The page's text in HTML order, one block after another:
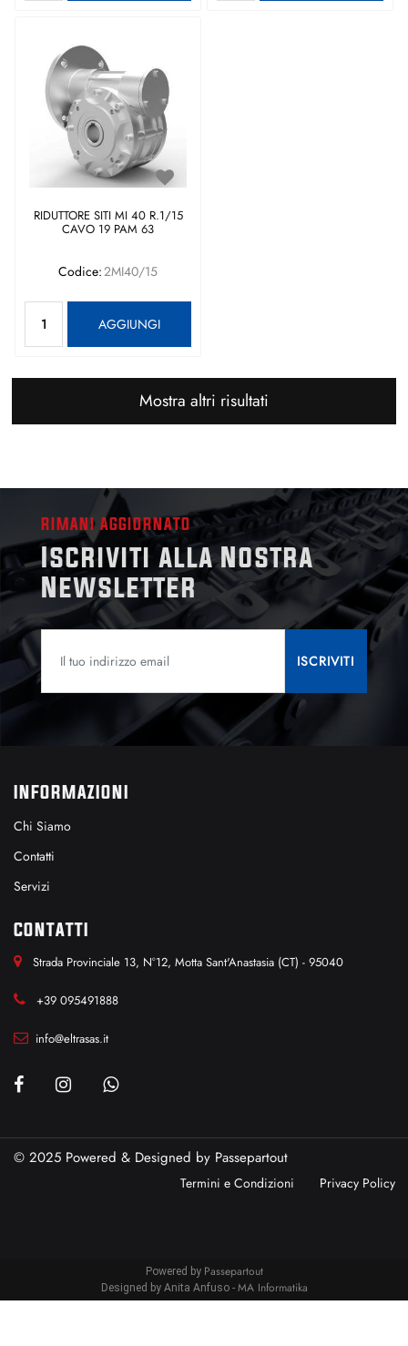
RIDUTTORE SITI MI 40 R.1/15
CAVO 19 PAM 63
Codice:2MI40/15
AGGIUNGI
Mostra altri risultati
RIMANI AGGIORNATO
Iscriviti alla Nostra
Newsletter
INFORMAZIONI
Chi Siamo
Contatti
Servizi
CONTATTI
Strada Provinciale 13, N°12, Motta Sant'Anastasia (CT) - 95040
+39 095491888
info@eltrasas.it
© 2025 Powered & Designed by Passepartout
Termini e Condizioni Privacy Policy
Powered by Passepartout
Designed by Anita Anfuso - MA Informatika